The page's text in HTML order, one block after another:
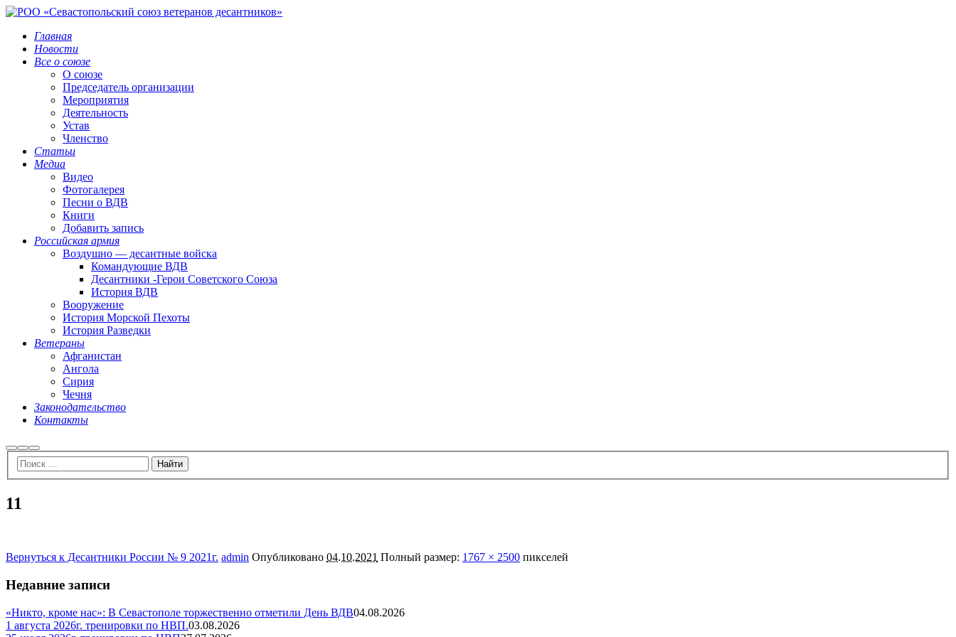
Главная
Новости
Все о союзе
О союзе
Председатель организации
Мероприятия
Деятельность
Устав
Членство
Статьи
Медиа
Видео
Фотогалерея
Песни о ВДВ
Книги
Добавить запись
Российская армия
Воздушно — десантные войска
Командующие ВДВ
Десантники -Герои Советского Союза
История ВДВ
Вооружение
История Морской Пехоты
История Разведки
Ветераны
Афганистан
Ангола
Сирия
Чечня
Законодательство
Контакты
НайтиБольше
информации
Главное
меню
11
Вернуться к Десантники России № 9 2021г. admin Опубликовано 04.10.2021 Полный размер: 1767 × 2500 пикселей
Недавние записи
«Никто, кроме нас»: В Севастополе торжественно отметили День ВДВ04.08.2026
1 августа 2026г. тренировки по НВП.03.08.2026